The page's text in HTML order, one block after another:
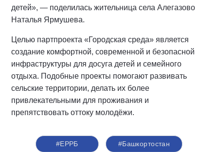
детей», — поделилась жительница села Алегазово
Наталья Ярмушева.
Целью партпроекта «Городская среда» является
создание комфортной, современной и безопасной
инфраструктуры для досуга детей и семейного
отдыха. Подобные проекты помогают развивать
сельские территории, делать их более
привлекательными для проживания и
препятствовать оттоку молодёжи.
#ЕРРБ #Башкортостан